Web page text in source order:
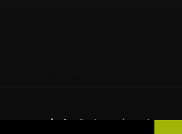
Sport Hotárek , všechna práva vyhrazena